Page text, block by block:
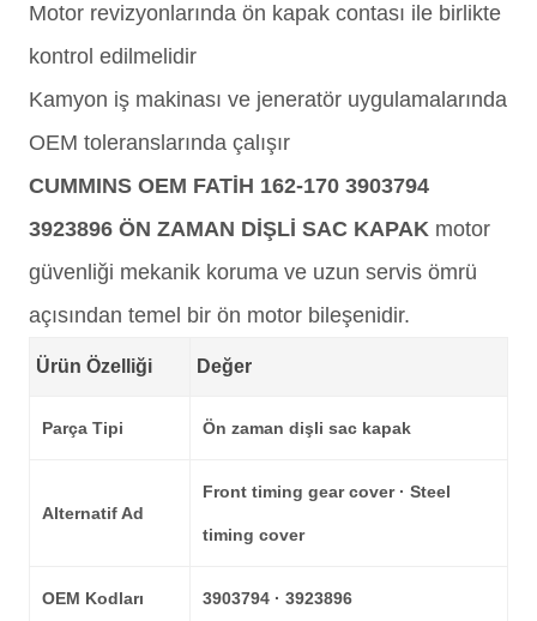
Motor revizyonlarında ön kapak contası ile birlikte
kontrol edilmelidir
Kamyon iş makinası ve jeneratör uygulamalarında
OEM toleranslarında çalışır
CUMMINS OEM FATİH 162-170 3903794
3923896 ÖN ZAMAN DİŞLİ SAC KAPAK motor
güvenliği mekanik koruma ve uzun servis ömrü
açısından temel bir ön motor bileşenidir.
Ürün Özelliği Değer
Parça Tipi Ön zaman dişli sac kapak
Alternatif Ad
Front timing gear cover · Steel
timing cover
OEM Kodları 3903794 · 3923896